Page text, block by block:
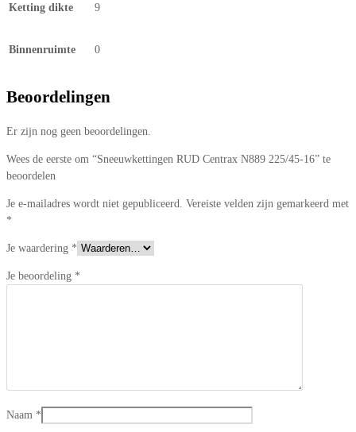
Ketting dikte 9
Binnenruimte 0
Beoordelingen
Er zijn nog geen beoordelingen.
Wees de eerste om “Sneeuwkettingen RUD Centrax N889 225/45-16” te
beoordelen
Je e-mailadres wordt niet gepubliceerd. Vereiste velden zijn gemarkeerd met
*
Je waardering *
Je beoordeling *
Naam *